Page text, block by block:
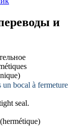
и
un bocal à fermeture
seal.
(hermétique)